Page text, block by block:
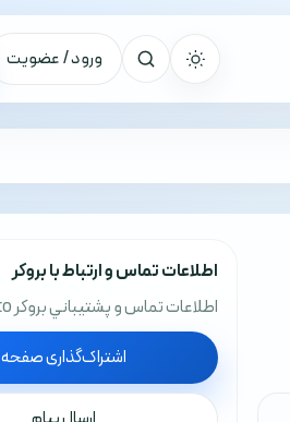
ورود / عضویت
اطلاعات تماس و ارتباط با بروکر
اطلاعات تماس و پشتيباني بروکر Bitci Crypto
اشتراک‌گذاری صفحه